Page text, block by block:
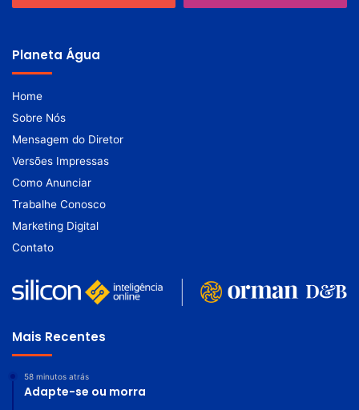
Planeta Água
Home
Sobre Nós
Mensagem do Diretor
Versões Impressas
Como Anunciar
Trabalhe Conosco
Marketing Digital
Contato
Mais Recentes
58 minutos atrás
Adapte-se ou morra